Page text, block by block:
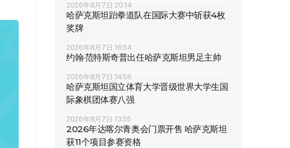
2026年8月7日 20:14
哈萨克斯坦跆拳道队在国际大赛中斩获4枚
奖牌
2026年8月7日 16:54
约翰·范特斯奇普出任哈萨克斯坦男足主帅
2026年8月7日 14:56
哈萨克斯坦国立体育大学晋级世界大学生国
际象棋团体赛八强
2026年8月7日 13:55
2026年达喀尔青奥会门票开售 哈萨克斯坦
获11个项目参赛资格